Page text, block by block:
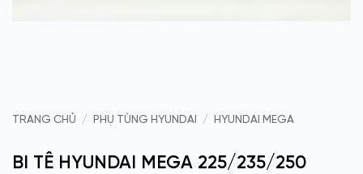
TRANG CHỦ / PHỤ TÙNG HYUNDAI / HYUNDAI MEGA
BI TÊ HYUNDAI MEGA 225/235/250